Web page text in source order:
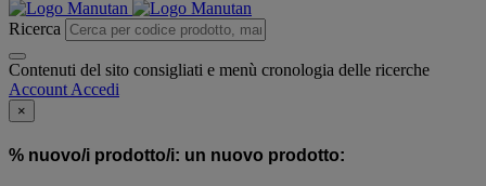
Ricerca
Contenuti del sito consigliati e menù cronologia delle ricerche
Account Accedi
×
% nuovo/i prodotto/i: un nuovo prodotto: